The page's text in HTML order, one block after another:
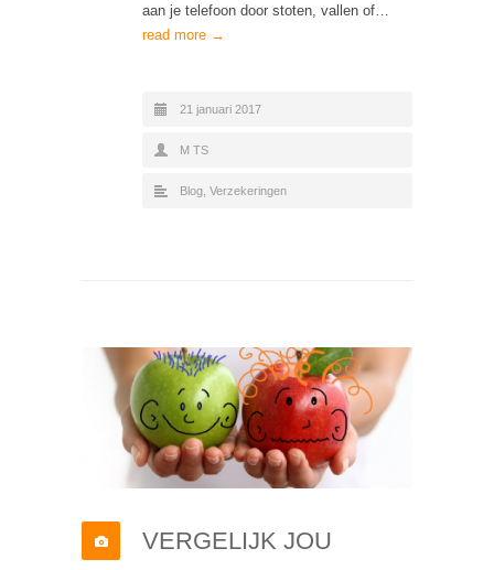
aan je telefoon door stoten, vallen of…
read more →
21 januari 2017
M TS
Blog Verzekeringen
VERGELIJK JOU